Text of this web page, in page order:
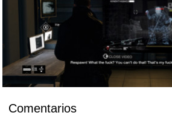
Comentarios